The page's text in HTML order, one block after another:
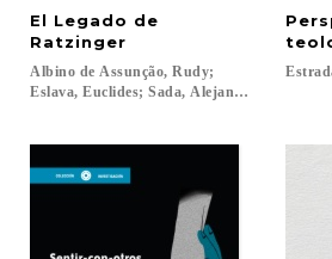
El Legado de
Ratzinger
Albino de Assunção, Rudy;
Eslava, Euclides; Sada, Alejandro...